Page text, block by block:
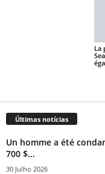
La
Últimas notícias
Un homme a été
700 $...
30 Julho 2026